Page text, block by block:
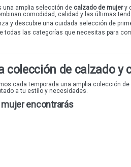
una amplia selección de calzado de mujer y
comodidad, calidad y las últimas
y descubre una cuidada selección de
todas las categorías que necesitas para
colección de calzado
cada temporada una amplia colección de
a tu estilo y necesidades.
encontrarás